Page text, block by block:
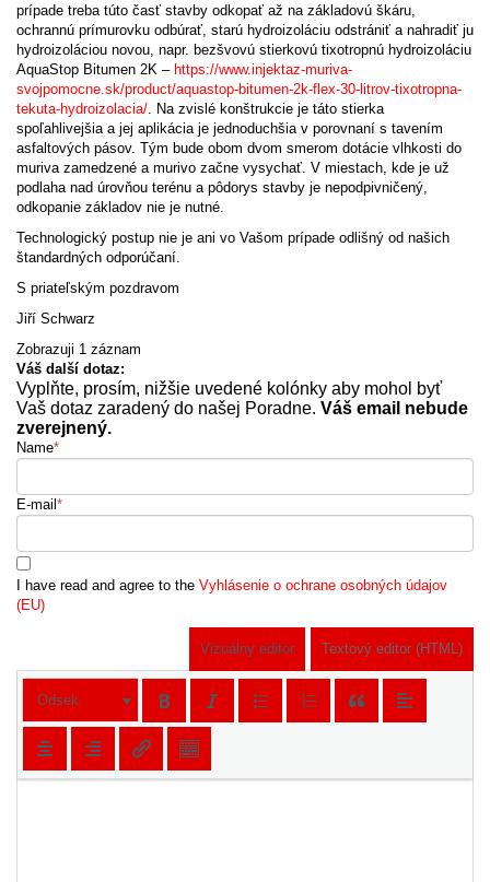
prípade treba túto časť stavby odkopať až na základovú škáru,
ochrannú prímurovku odbúrať, starú hydroizoláciu odstrániť a nahradiť ju
hydroizoláciou novou, napr. bezšvovú stierkovú tixotropnú hydroizoláciu
AquaStop Bitumen 2K – https://www.injektaz-muriva-
svojpomocne.sk/product/aquastop-bitumen-2k-flex-30-litrov-tixotropna-
tekuta-hydroizolacia/. Na zvislé konštrukcie je táto stierka
spoľahlivejšia a jej aplikácia je jednoduchšia v porovnaní s tavením
asfaltových pásov. Tým bude obom dvom smerom dotácie vlhkosti do
muriva zamedzené a murivo začne vysychať. V miestach, kde je už
podlaha nad úrovňou terénu a pôdorys stavby je nepodpivničený,
odkopanie základov nie je nutné.
Technologický postup nie je ani vo Vašom prípade odlišný od našich
štandardných odporúčaní.
S priateľským pozdravom
Jiří Schwarz
Zobrazuji 1 záznam
Váš další dotaz:
Vyplňte, prosím, nižšie uvedené kolónky aby mohol byť
Vaš dotaz zaradený do našej Poradne. Váš email nebude
zverejnený.
Name*
E-mail *
I have read and agree to the Vyhlásenie o ochrane osobných údajov
(EU)
Vizuálny editor Textový editor (HTML)
Odsek